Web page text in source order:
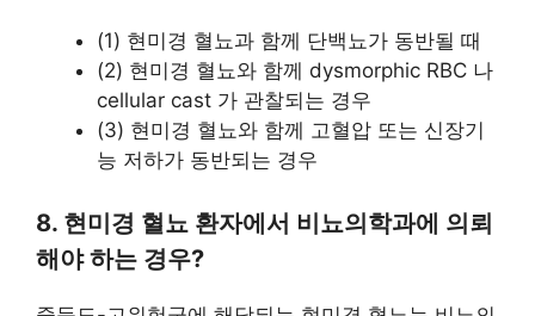
(1) 현미경 혈뇨과 함께 단백뇨가 동반될 때
(2) 현미경 혈뇨와 함께 dysmorphic RBC 나
cellular cast 가 관찰되는 경우
(3) 현미경 혈뇨와 함께 고혈압 또는 신장기
능 저하가 동반되는 경우
8. 현미경 혈뇨 환자에서 비뇨의학과에 의뢰
해야 하는 경우?